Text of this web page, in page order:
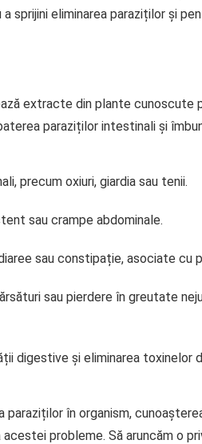
sprijini eliminarea paraziților și
extracte din plante
paraziților intestinali și
precum oxiuri, giardia sau tenii.
sau crampe abdominale.
sau constipație, asociate cu
sau pierdere în greutate
digestive și eliminarea toxinelor
paraziților în organism,
probleme. Să aruncăm o